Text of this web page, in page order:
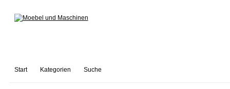
Start Kategorien Suche